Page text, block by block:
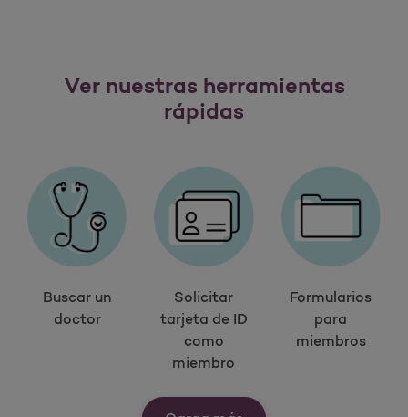
Ver nuestras herramientas
rápidas
Buscar un
doctor
Solicitar
tarjeta de ID
como
miembro
Formularios
para
miembros